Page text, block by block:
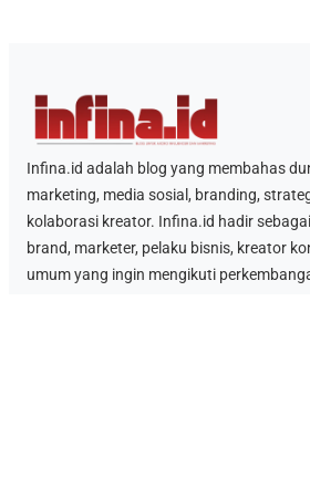
Infina.id adalah blog yang membahas
marketing, media sosial, branding,
kolaborasi kreator. Infina.id hadir
brand, marketer, pelaku bisnis, kreator
umum yang ingin mengikuti